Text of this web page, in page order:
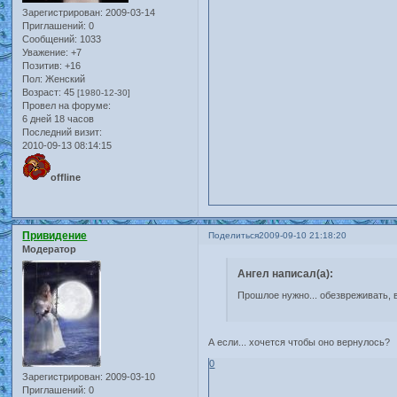
Зарегистрирован: 2009-03-14
Приглашений: 0
Сообщений: 1033
Уважение: +7
Позитив: +16
Пол: Женский
Возраст: 45[1980-12-30]
Провел на форуме:
6 дней 18 часов
Последний визит:
2010-09-13 08:14:15
offline
Поделиться2009-09-10 21:18:20
Привидение
Модератор
Зарегистрирован: 2009-03-10
Приглашений: 0
Ангел написал(а):
Прошлое нужно... обезвреживать,
А если... хочется чтобы оно вернулось?
0